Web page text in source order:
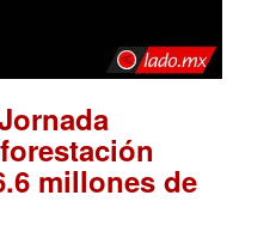
millones de